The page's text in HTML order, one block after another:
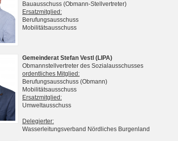
Bauausschuss (Obmann-Stellvertreter)
Ersatzmitglied:
Berufungsausschuss
Mobilitätsausschuss
Gemeinderat Stefan Vestl (LIPA)
Obmannstellvertreter des Sozialausschusses
ordentliches Mitglied:
Berufungsausschuss (Obmann)
Mobilitätsausschuss
Ersatzmitglied:
Umweltausschuss
Delegierter:
Wasserleitungsverband Nördliches Burgenland